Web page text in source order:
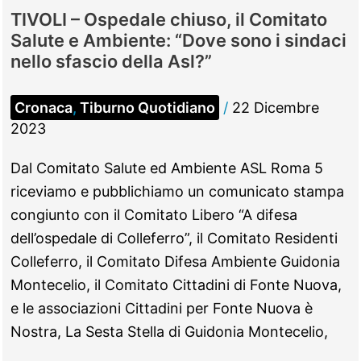
TIVOLI – Ospedale chiuso, il Comitato
Salute e Ambiente: “Dove sono i sindaci
nello sfascio della Asl?”
Cronaca, Tiburno Quotidiano / 22 Dicembre
2023
Dal Comitato Salute ed Ambiente ASL Roma 5
riceviamo e pubblichiamo un comunicato stampa
congiunto con il Comitato Libero “A difesa
dell’ospedale di Colleferro”, il Comitato Residenti
Colleferro, il Comitato Difesa Ambiente Guidonia
Montecelio, il Comitato Cittadini di Fonte Nuova,
e le associazioni Cittadini per Fonte Nuova è
Nostra, La Sesta Stella di Guidonia Montecelio,